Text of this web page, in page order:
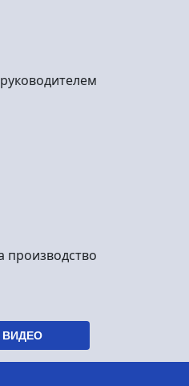
производство
ВИДЕО